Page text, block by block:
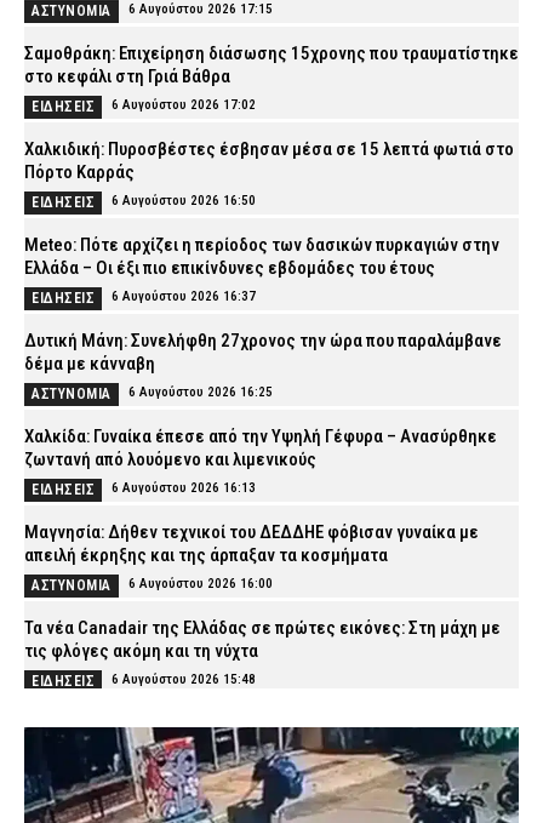
ΑΣΤΥΝΟΜΙΑ 6 Αυγούστου 2026 17:15
Σαμοθράκη: Επιχείρηση διάσωσης 15χρονης που τραυματίστηκε
στο κεφάλι στη Γριά Βάθρα
ΕΙΔΗΣΕΙΣ 6 Αυγούστου 2026 17:02
Χαλκιδική: Πυροσβέστες έσβησαν μέσα σε 15 λεπτά φωτιά στο
Πόρτο Καρράς
ΕΙΔΗΣΕΙΣ 6 Αυγούστου 2026 16:50
Meteo: Πότε αρχίζει η περίοδος των δασικών πυρκαγιών στην
Ελλάδα – Οι έξι πιο επικίνδυνες εβδομάδες του έτους
ΕΙΔΗΣΕΙΣ 6 Αυγούστου 2026 16:37
Δυτική Μάνη: Συνελήφθη 27χρονος την ώρα που παραλάμβανε
δέμα με κάνναβη
ΑΣΤΥΝΟΜΙΑ 6 Αυγούστου 2026 16:25
Χαλκίδα: Γυναίκα έπεσε από την Υψηλή Γέφυρα – Ανασύρθηκε
ζωντανή από λουόμενο και λιμενικούς
ΕΙΔΗΣΕΙΣ 6 Αυγούστου 2026 16:13
Μαγνησία: Δήθεν τεχνικοί του ΔΕΔΔΗΕ φόβισαν γυναίκα με
απειλή έκρηξης και της άρπαξαν τα κοσμήματα
ΑΣΤΥΝΟΜΙΑ 6 Αυγούστου 2026 16:00
Τα νέα Canadair της Ελλάδας σε πρώτες εικόνες: Στη μάχη με
τις φλόγες ακόμη και τη νύχτα
ΕΙΔΗΣΕΙΣ 6 Αυγούστου 2026 15:48
Φωτιά στην περιοχή Κολυμπάδα στην Σκύρο – Ισχυρή
κινητοποίηση της Πυροσβεστικής
ΕΙΔΗΣΕΙΣ 6 Αυγούστου 2026 15:35